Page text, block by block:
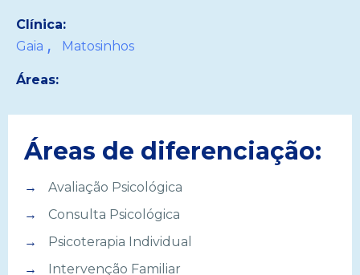
Clínica:
Gaia , Matosinhos
Áreas:
Áreas de diferenciação:
Avaliação Psicológica
Consulta Psicológica
Psicoterapia Individual
Intervenção Familiar